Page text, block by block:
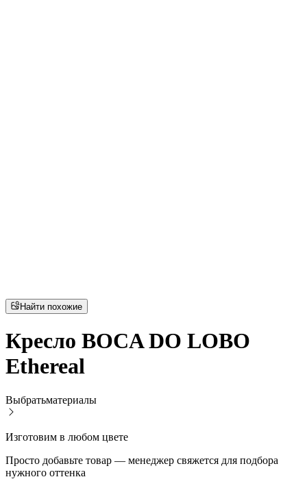
Найти похожие
Кресло BOCA DO LOBO
Ethereal
Выбратьматериалы
Изготовим в любом цвете
Просто добавьте товар — менеджер свяжется для подбора
нужного оттенка